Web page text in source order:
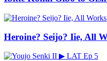
Heroine? Seijo? Iie, All
▶ LAT Ep 5